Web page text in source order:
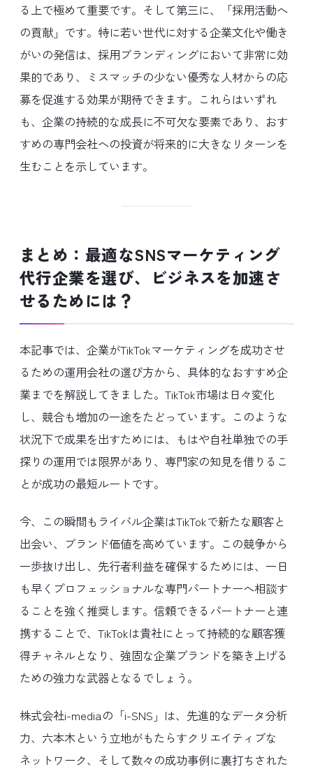
る上で極めて重要です。そして第三に、「採用活動へ
の貢献」です。特に若い世代に対する企業文化や働き
がいの発信は、採用ブランディングにおいて非常に効
果的であり、ミスマッチの少ない優秀な人材からの応
募を促進する効果が期待できます。これらはいずれ
も、企業の持続的な成長に不可欠な要素であり、おす
すめの専門会社への投資が将来的に大きなリターンを
生むことを示しています。
まとめ：最適なSNSマーケティング
代行企業を選び、ビジネスを加速さ
せるためには？
本記事では、企業がTikTokマーケティングを成功させ
るための運用会社の選び方から、具体的なおすすめ企
業までを解説してきました。TikTok市場は日々変化
し、競合も増加の一途をたどっています。このような
状況下で成果を出すためには、もはや自社単独での手
探りの運用では限界があり、専門家の知見を借りるこ
とが成功の最短ルートです。
今、この瞬間もライバル企業はTikTokで新たな顧客と
出会い、ブランド価値を高めています。この競争から
一歩抜け出し、先行者利益を確保するためには、一日
も早くプロフェッショナルな専門パートナーへ相談す
ることを強く推奨します。信頼できるパートナーと連
携することで、TikTokは貴社にとって持続的な顧客獲
得チャネルとなり、強固な企業ブランドを築き上げる
ための強力な武器となるでしょう。
株式会社i-mediaの「i-SNS」は、先進的なデータ分析
力、六本木という立地がもたらすクリエイティブな
ネットワーク、そして数々の成功事例に裏打ちされた